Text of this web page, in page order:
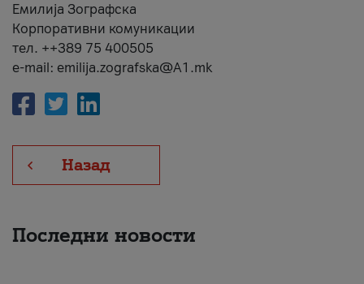
Емилија Зографска
Корпоративни комуникации
тел. ++389 75 400505
e-mail: emilija.zografska@A1.mk
Назад
Последни новости